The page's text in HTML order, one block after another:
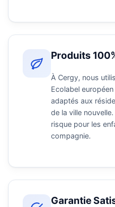
Produits
À Cergy, nous
Ecolabel
adaptés aux
de la ville
risque pour les
compagnie.
Garantie